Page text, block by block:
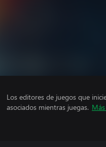
Los editores de juegos que
asociados mientras juegas.